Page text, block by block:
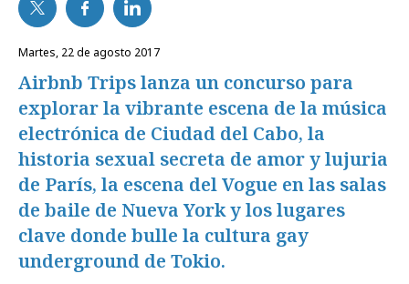
martes, 22 de agosto 2017
Airbnb Trips lanza un concurso para
explorar la vibrante escena de la música
electrónica de Ciudad del Cabo, la
historia sexual secreta de amor y lujuria
de París, la escena del Vogue en las salas
de baile de Nueva York y los lugares
clave donde bulle la cultura gay
underground de Tokio.